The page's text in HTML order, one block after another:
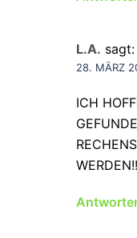
L.A. sagt:
28. MÄRZ
ICH